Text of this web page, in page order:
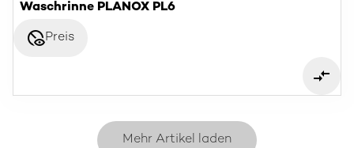
Waschrinne PLANOX PL6
disabled_visiblePreis
Mehr Artikel laden